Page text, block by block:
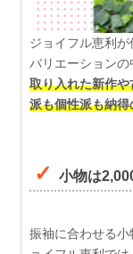
ジョイフル恵利
バリエーションの
取り入れた新作
派も個性派も納
小物は
振袖に合わせる